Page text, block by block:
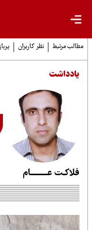
مرتبط نظر کاربران پربازدیدها
عـــــــــام